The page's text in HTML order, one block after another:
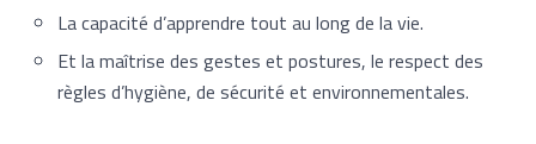
La capacité d’apprendre tout au long de la vie.
Et la maîtrise des gestes et postures, le respect des
règles d’hygiène, de sécurité et environnementales.